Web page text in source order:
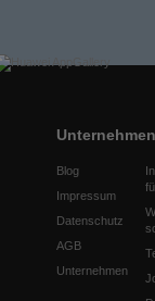
Unternehmen
Blog
Impressum
Datenschutz
AGB
Unternehmen